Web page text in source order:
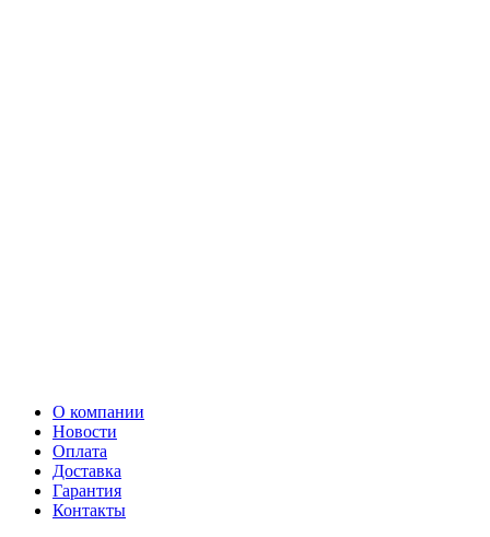
О компании
Новости
Оплата
Доставка
Гарантия
Контакты